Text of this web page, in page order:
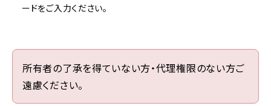
ードをご入力ください。
所有者の了承を得ていない方・代理権限のない方ご
遠慮ください。